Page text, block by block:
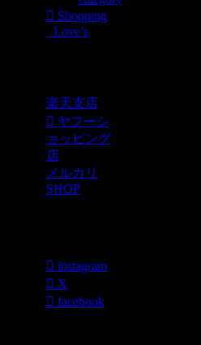
Shopping
Love’s
楽天支店
ヤフーシ
ョッピング
店
メルカリ
SHOP
instagram
X
facebook